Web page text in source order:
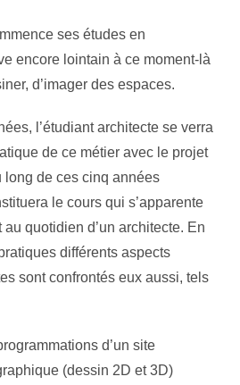
ses études en
encore lointain à ce moment-là
d’imager des espaces.
l’étudiant architecte se verra
de ce métier avec le projet
long de ces cinq années
le cours qui s’apparente
quotidien d’un architecte. En
différents aspects
sont confrontés eux aussi, tels
d’un site
(dessin 2D et 3D)